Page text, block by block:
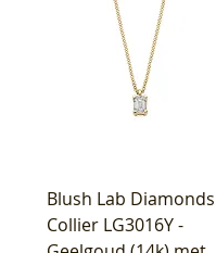
Blush Lab Diamonds
Collier LG3016Y -